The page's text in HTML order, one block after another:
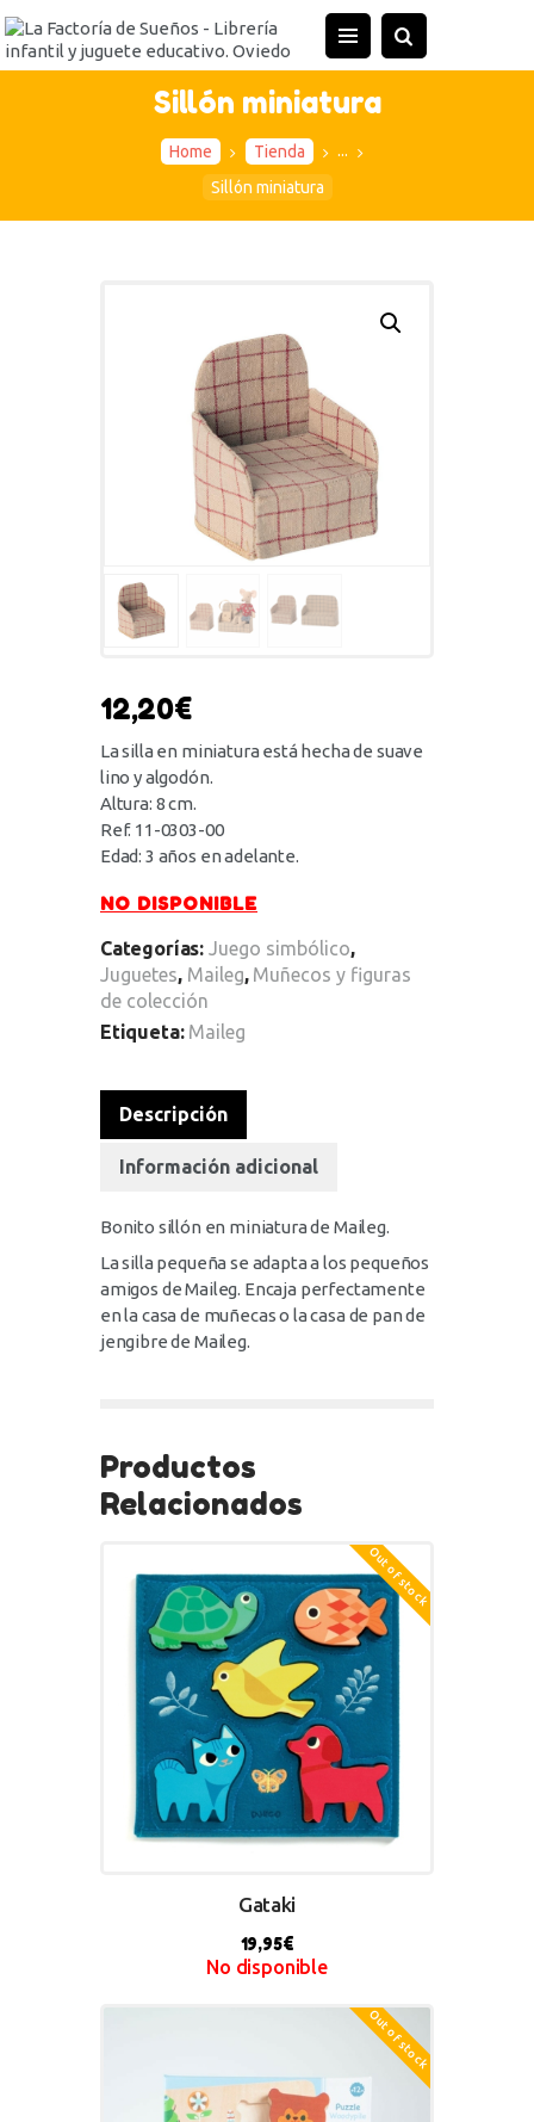
Sillón miniatura
Home Tienda
...
Sillón miniatura
INICIO
TIENDA
ACTIVIDADES
CONTACTO
12,20€
La silla en miniatura está hecha de suave
lino y algodón.
Altura: 8 cm.
Ref. 11-0303-00
Edad: 3 años en adelante.
NO DISPONIBLE
Categorías: Juego simbólico,
Juguetes, Maileg, Muñecos y figuras
de colección
Etiqueta: Maileg
Descripción
Información adicional
Bonito sillón en miniatura de Maileg.
La silla pequeña se adapta a los pequeños
amigos de Maileg. Encaja perfectamente
en la casa de muñecas o la casa de pan de
jengibre de Maileg.
Productos
Relacionados
Out of stock
Gataki
19,95€
No disponible
Out of stock